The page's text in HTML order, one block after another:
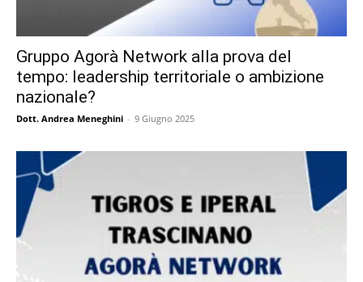
Gruppo Agorà Network alla prova del
tempo: leadership territoriale o ambizione
nazionale?
Dott. Andrea Meneghini - 9 Giugno 2025